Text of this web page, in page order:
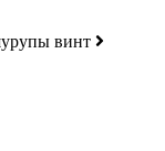
винт